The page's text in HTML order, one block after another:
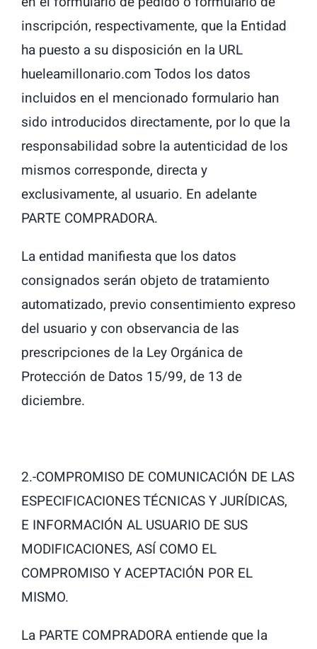
inscripción, respectivamente, que la Entidad
ha puesto a su disposición en la URL
hueleamillonario.com Todos los datos
incluidos en el mencionado formulario han
sido introducidos directamente, por lo que la
responsabilidad sobre la autenticidad de los
mismos corresponde, directa y
exclusivamente, al usuario. En adelante
PARTE COMPRADORA.
La entidad manifiesta que los datos
consignados serán objeto de tratamiento
automatizado, previo consentimiento expreso
del usuario y con observancia de las
prescripciones de la Ley Orgánica de
Protección de Datos 15/99, de 13 de
diciembre.
2.-COMPROMISO DE COMUNICACIÓN DE LAS
ESPECIFICACIONES TÉCNICAS Y JURÍDICAS,
E INFORMACIÓN AL USUARIO DE SUS
MODIFICACIONES, ASÍ COMO EL
COMPROMISO Y ACEPTACIÓN POR EL
MISMO.
La PARTE COMPRADORA entiende que la